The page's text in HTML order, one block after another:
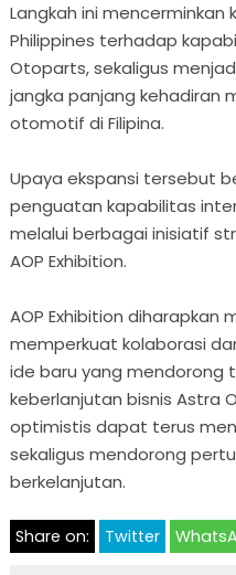
Langkah ini mencerminkan
Philippines terhadap
Otoparts, sekaligus
jangka panjang kehadiran
otomotif di Filipina.
Upaya ekspansi tersebut
penguatan kapabilitas
melalui berbagai inisiatif
AOP Exhibition.
AOP Exhibition
memperkuat kolaborasi
ide baru yang mendorong
keberlanjutan bisnis Astra
optimistis dapat terus
sekaligus mendorong
berkelanjutan.
Share on: Twitter